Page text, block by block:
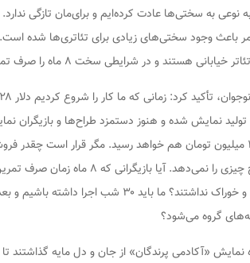
به سختی‌ها عادت کرده‌ایم و برای‌مان تازگی
باعث وجود سختی‌های زیادی برای تئاتری‌ها شده است.
شرایطی سخت ۸ ماه را صرف تمرین و تولید این اثر نمایشی کردند.
میلیون هزینه تولید نمایش شده و هنوز دستمزد طراح‌ها و
دستمزدها، هزینه‌های‌مان به ۱۰۰ میلیون تومان هم خواهد رسید. مگر قرار
تأمین کنیم؟ این روند کفاف هیچ چیزی را
خانواده، هزینه‌های جاری و خورد و خوراک نداشتند؟
گروه می‌شود؟
نمایش «آکادمی پرندگان» از جان و دل مایه گذاشتند